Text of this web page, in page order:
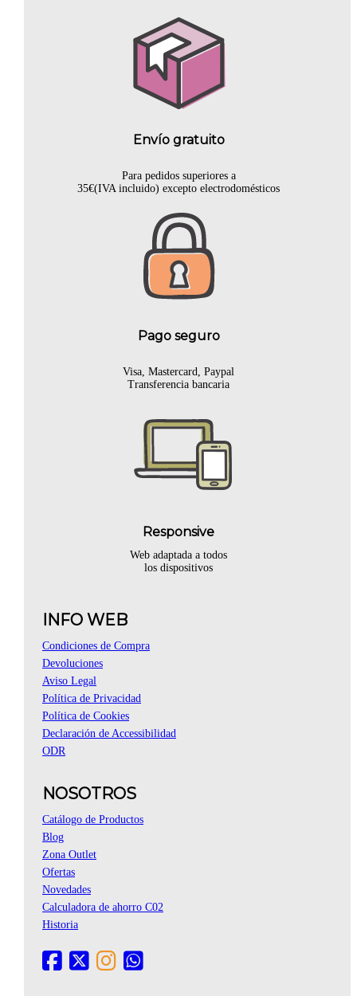
Envío gratuito
Para pedidos superiores a
35€(IVA incluido) excepto electrodomésticos
Pago seguro
Visa, Mastercard, Paypal
Transferencia bancaria
Responsive
Web adaptada a todos
los dispositivos
INFO WEB
Condiciones de Compra
Devoluciones
Aviso Legal
Política de Privacidad
Política de Cookies
Declaración de Accessibilidad
ODR
NOSOTROS
Catálogo de Productos
Blog
Zona Outlet
Ofertas
Novedades
Calculadora de ahorro C02
Historia